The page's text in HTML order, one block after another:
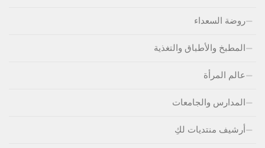
روضة السعداء
المطبخ والأطباق والتغذية
عالم المرأة
المدارس والجامعات
أرشيف منتديات لكِ